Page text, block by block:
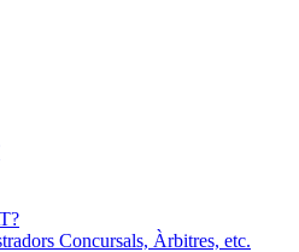
Concursals, Àrbitres, etc.